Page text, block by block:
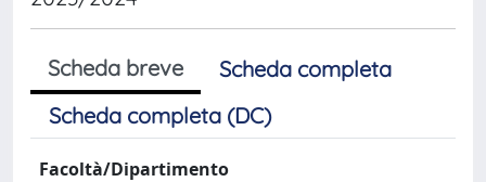
Scheda breve
Scheda completa
Scheda completa (DC)
Facoltà/Dipartimento